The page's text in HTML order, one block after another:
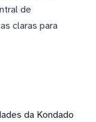
de
claras para
da Kondado